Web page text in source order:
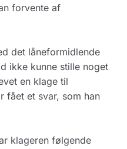
forvente af
det låneformidlende
ikke kunne stille noget
en klage til
fået et svar, som han
klageren følgende